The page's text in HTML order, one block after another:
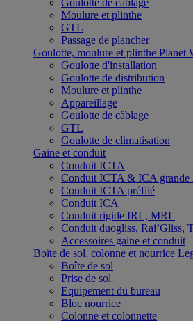
Goulotte de câblage
Moulure et plinthe
GTL
Passage de plancher
Goulotte, moulure et plinthe Planet
Goulotte d'installation
Goulotte de distribution
Moulure et plinthe
Appareillage
Goulotte de câblage
GTL
Goulotte de climatisation
Gaine et conduit
Conduit ICTA
Conduit ICTA & ICA grande
Conduit ICTA préfilé
Conduit ICA
Conduit rigide IRL, MRL
Conduit duogliss, Rai’Gliss,
Accessoires gaine et conduit
Boîte de sol, colonne et nourrice
Boîte de sol
Prise de sol
Equipement du bureau
Bloc nourrice
Colonne et colonnette